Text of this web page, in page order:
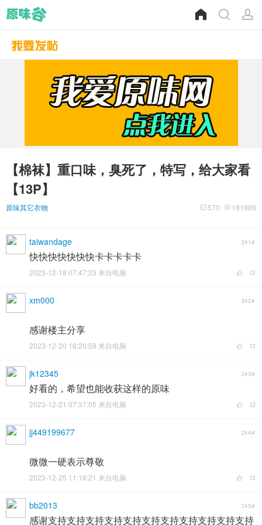
【棉袜】重口味，臭死了，特写，给大家看
【13P】
原味其它衣物 181989
570
taiwandage 241#
快快快快快快快卡卡卡卡卡
2023-12-18 07:47:23 来自电脑
xm000 242#
感谢楼主分享
2023-12-20 18:20:59 来自电脑
jk12345 243#
好看的，希望也能收获这样的原味
2023-12-21 07:37:05 来自电脑
jj449199677 244#
微微一硬表示尊敬
2023-12-25 11:18:21 来自电脑
bb2013 245#
感谢支持支持支持支持支持支持支持支持支持支持支持